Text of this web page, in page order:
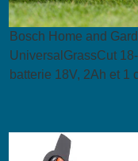
Bosch Home and
UniversalGrassCut
batterie 18V, 2Ah et 1